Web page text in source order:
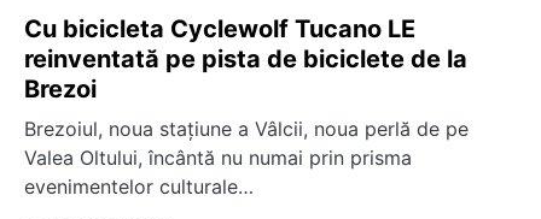
Cu bicicleta Cyclewolf Tucano LE
reinventată pe pista de biciclete de la
Brezoi
Brezoiul, noua stațiune a Vâlcii, noua perlă de pe
Valea Oltului, încântă nu numai prin prisma
evenimentelor culturale…